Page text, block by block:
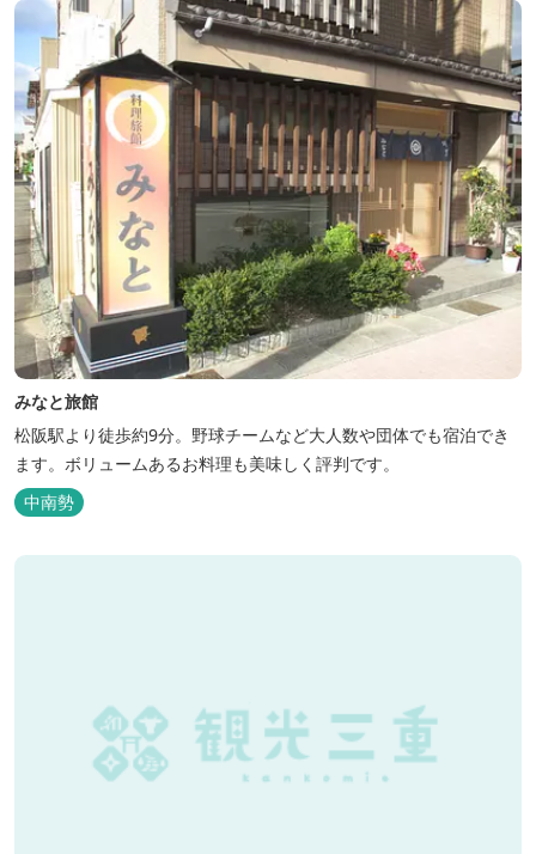
みなと旅館
松阪駅より徒歩約9分。野球チームなど大人数や団体でも宿泊でき
ます。ボリュームあるお料理も美味しく評判です。
中南勢